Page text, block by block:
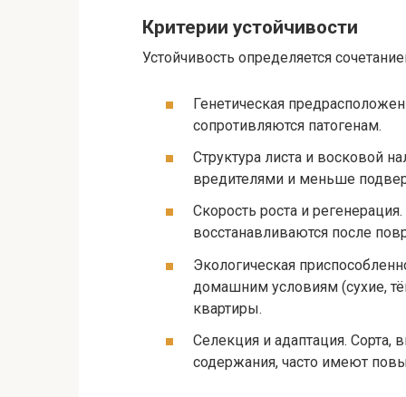
Критерии устойчивости
Устойчивость определяется
Генетическая
сопротивляются патогенам.
Структура листа и восковой
вредителями и меньше
Скорость роста и
восстанавливаются после
Экологическая
домашним условиям (сухие,
квартиры.
Селекция и адаптация.
содержания, часто имеют